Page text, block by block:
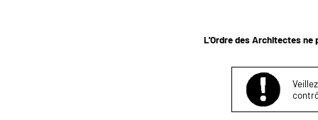
L'Ordre des Architectes ne